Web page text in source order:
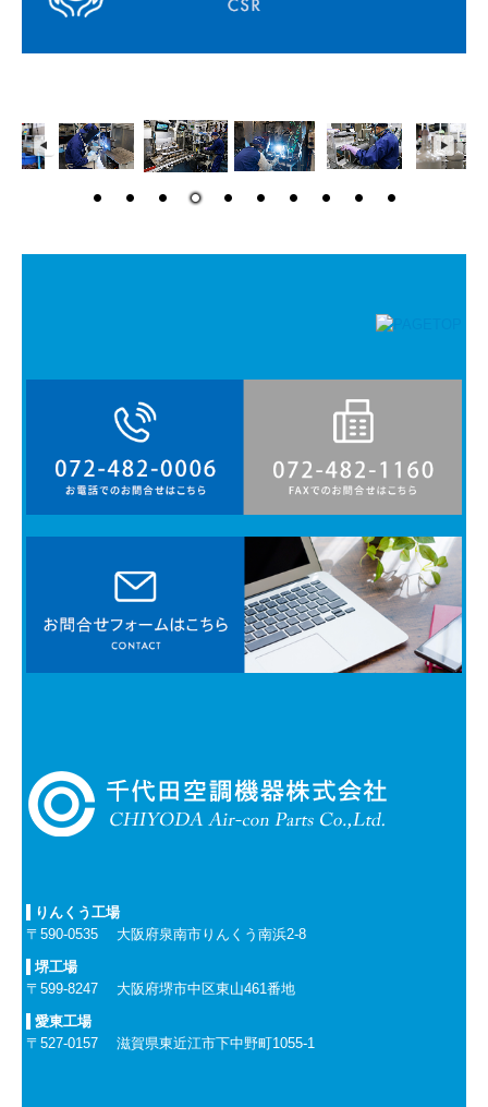
りんくう工場
〒590-0535
大阪府泉南市りんくう南浜2-8
堺工場
〒599-8247
大阪府堺市中区東山461番地
愛東工場
〒527-0157 滋賀県東近江市下中野町1055-1